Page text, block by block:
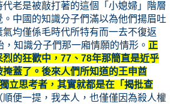
老是被敲打著的這個「小媳婦」階層
中國的知識分子們滿以為他們揚眉吐
均僅係毛時代所特有而一去不復返
知識分子們那一廂情願的情形。 正
的狂歡中，77、78年那簡直是近乎
蓋了。後來人們所知道的王申酋
思考者，其實就都是在「揭批查
順便一提，我本人，也僅僅因為殺人權